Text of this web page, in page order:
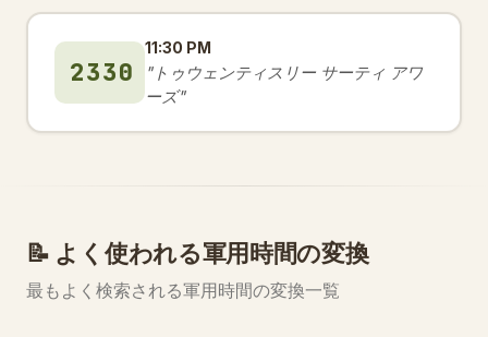
2330
11:30 PM
"トゥウェンティスリー サーティ アワ
ーズ"
📝 よく使われる軍用時間の変換
最もよく検索される軍用時間の変換一覧